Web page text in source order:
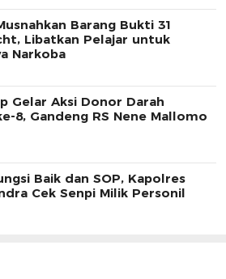
Barang Bukti 31
Libatkan Pelajar untuk
Narkoba
Gelar Aksi Donor Darah
8, Gandeng RS Nene Mallomo
Baik dan SOP, Kapolres
Cek Senpi Milik Personil